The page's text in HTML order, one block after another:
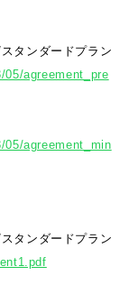
タンダードプラン
agreement_pre
agreement_min
タンダードプラン